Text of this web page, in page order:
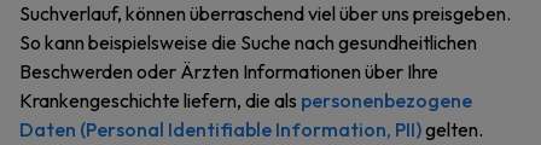
Suchverlauf, können überraschend viel über uns preisgeben.
So kann beispielsweise die Suche nach gesundheitlichen
Beschwerden oder Ärzten Informationen über Ihre
Krankengeschichte liefern, die als personenbezogene
Daten (Personal Identifiable Information, PII)gelten.